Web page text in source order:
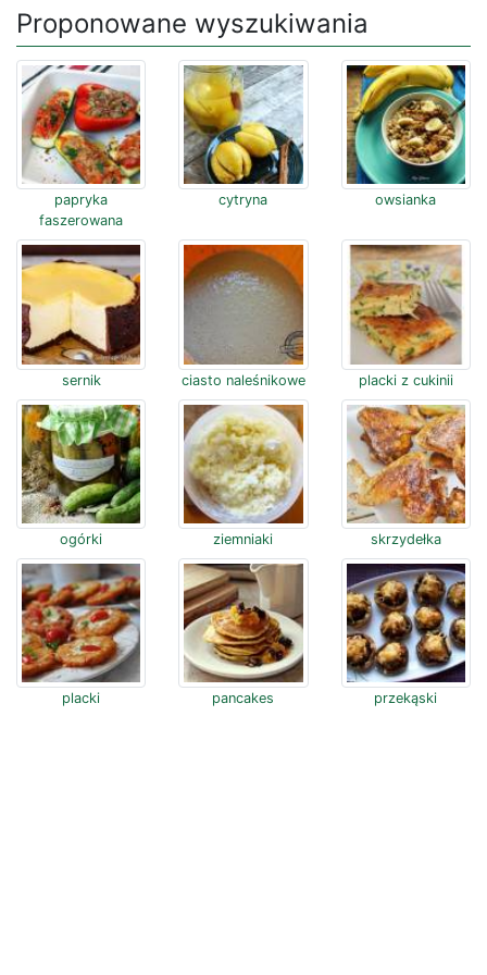
Proponowane wyszukiwania
papryka
faszerowana
cytryna owsianka
sernik ciasto naleśnikowe placki z cukinii
ogórki ziemniaki skrzydełka
placki pancakes przekąski